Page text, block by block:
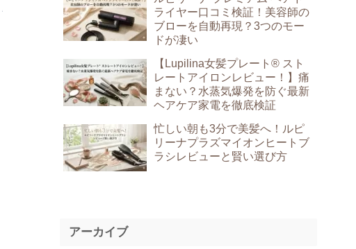
ライヤー口コミ検証！美容師の
ブローを自動再現？3つのモー
ドが凄い
【Lupilina女髪プレート® スト
レートアイロンレビュー！】痛
まない？水蒸気爆発を防ぐ最新
ヘアケア家電を徹底検証
忙しい朝も3分で美髪へ！ルピ
リーナプラズマイオンヒートブ
ラシレビューと賢い選び方
アーカイブ